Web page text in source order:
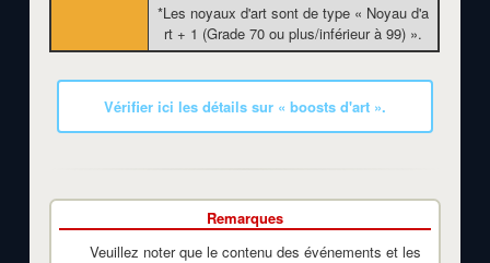
*Les noyaux d'art sont de type « Noyau d'a
rt + 1 (Grade 70 ou plus/inférieur à 99) ».
Vérifier ici les détails sur « boosts d'art ».
Remarques
Veuillez noter que le contenu des événements et les